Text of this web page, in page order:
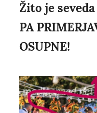
Žito je
PA
OSUPNE!